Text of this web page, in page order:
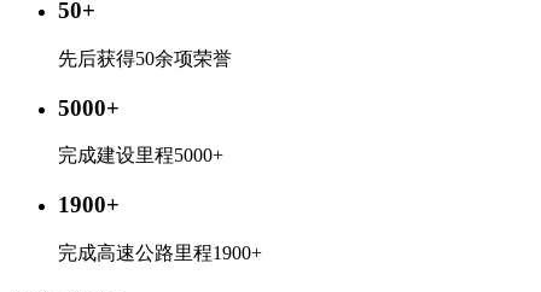
50+
先后获得50余项荣誉
5000+
完成建设里程5000+
1900+
完成高速公路里程1900+